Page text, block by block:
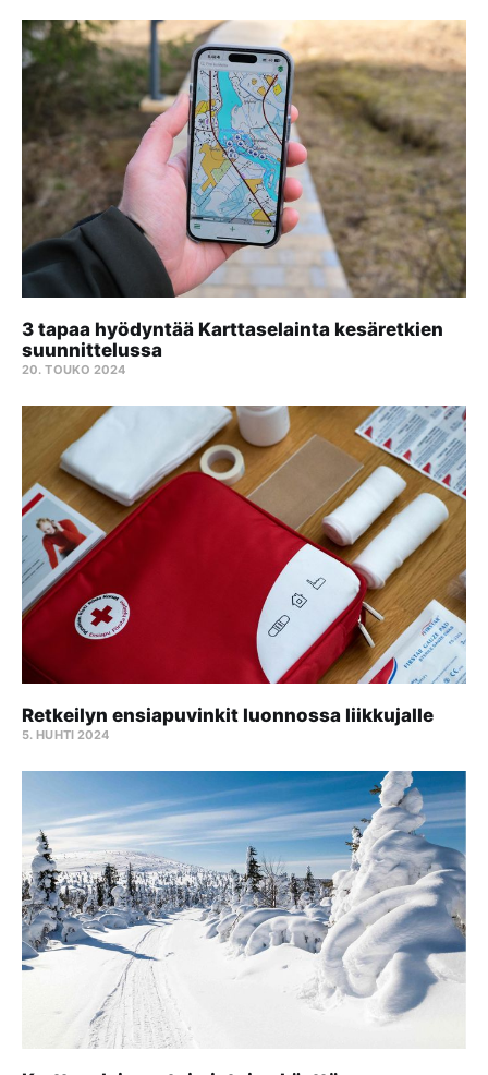
3 tapaa hyödyntää Karttaselainta kesäretkien
suunnittelussa
20. TOUKO 2024
Retkeilyn ensiapuvinkit luonnossa liikkujalle
5. HUHTI 2024